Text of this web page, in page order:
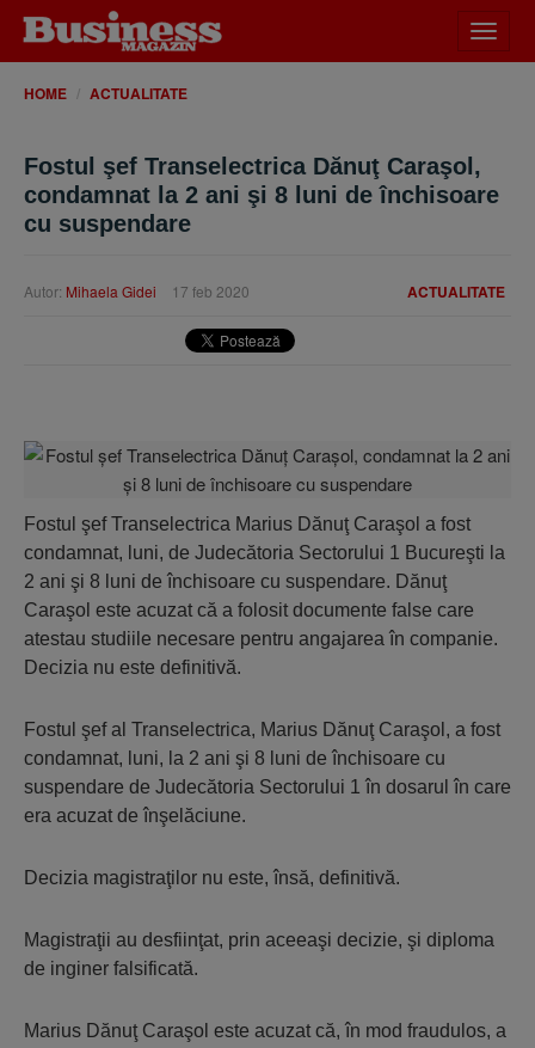
meniu
HOME ACTUALITATE
Fostul şef Transelectrica Dănuţ Caraşol,
condamnat la 2 ani şi 8 luni de închisoare
cu suspendare
ACTUALITATE
Autor: Mihaela Gidei 17 feb 2020
Fostul şef Transelectrica Marius Dănuţ Caraşol a fost
condamnat, luni, de Judecătoria Sectorului 1 Bucureşti la
2 ani şi 8 luni de închisoare cu suspendare. Dănuţ
Caraşol este acuzat că a folosit documente false care
atestau studiile necesare pentru angajarea în companie.
Decizia nu este definitivă.
Fostul şef al Transelectrica, Marius Dănuţ Caraşol, a fost
condamnat, luni, la 2 ani şi 8 luni de închisoare cu
suspendare de Judecătoria Sectorului 1 în dosarul în care
era acuzat de înşelăciune.
Decizia magistraţilor nu este, însă, definitivă.
Magistraţii au desfiinţat, prin aceeaşi decizie, şi diploma
de inginer falsificată.
Marius Dănuţ Caraşol este acuzat că, în mod fraudulos, a